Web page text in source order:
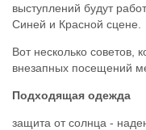
выступлений будут
Синей и Красной сцене.
Вот несколько советов,
внезапных посещений
Подходящая одежда
защита от солнца -